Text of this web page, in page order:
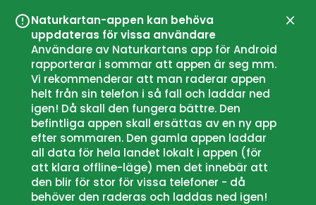
Naturkartan-appen kan behöva
uppdateras för vissa användare
Användare av Naturkartans app för Android
rapporterar i sommar att appen är seg mm.
Vi rekommenderar att man raderar appen
helt från sin telefon i så fall och laddar ned
igen! Då skall den fungera bättre. Den
befintliga appen skall ersättas av en ny app
efter sommaren. Den gamla appen laddar
all data för hela landet lokalt i appen (för
att klara offline-läge) men det innebär att
den blir för stor för vissa telefoner - då
behöver den raderas och laddas ned igen!